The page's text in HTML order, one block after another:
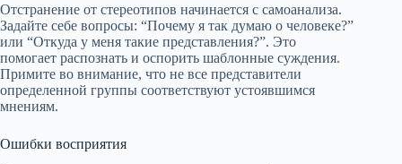
Отстранение от стереотипов начинается с самоанализа.
Задайте себе вопросы: “Почему я так думаю о человеке?”
или “Откуда у меня такие представления?”. Это
помогает распознать и оспорить шаблонные суждения.
Примите во внимание, что не все представители
определенной группы соответствуют устоявшимся
мнениям.
Ошибки восприятия